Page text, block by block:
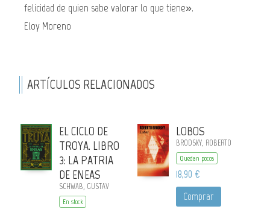
felicidad de quien sabe valorar lo que tiene».
Eloy Moreno
ARTÍCULOS RELACIONADOS
EL CICLO DE
TROYA. LIBRO
3: LA PATRIA
DE ENEAS
SCHWAB, GUSTAV
En stock
LOBOS
BRODSKY, ROBERTO
Quedan pocos
18,90 €
Comprar